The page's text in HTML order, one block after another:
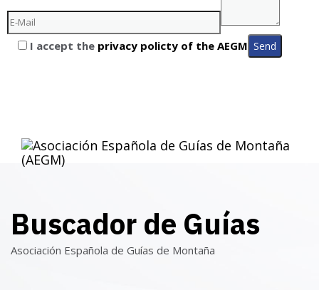
I accept the privacy policty of the AEGM
Buscador de Guías
Asociación Española de Guías de Montaña